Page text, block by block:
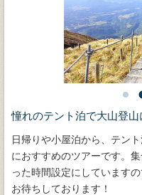
憧れのテント泊で大山登山
日帰りや小屋泊から、テン
におすすめのツアーです。
った時間設定にしています
お待ちしております！